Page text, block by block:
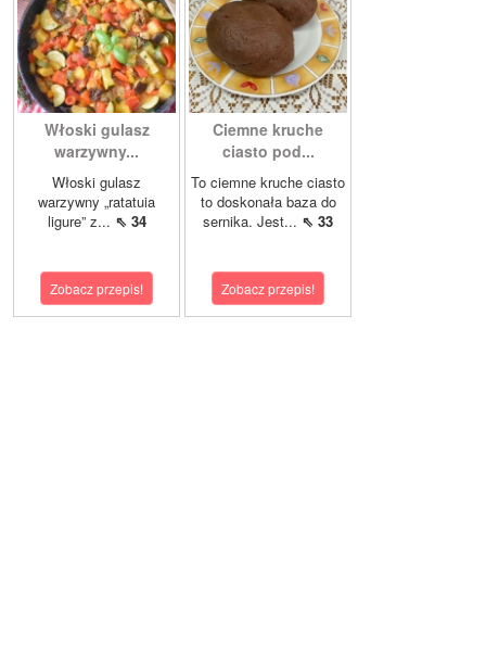
Włoski gulasz
warzywny...
Włoski gulasz
warzywny „ratatuia
ligure” z... ⇖ 34
Zobacz przepis!
Ciemne kruche
ciasto pod...
To ciemne kruche ciasto
to doskonała baza do
sernika. Jest... ⇖ 33
Zobacz przepis!